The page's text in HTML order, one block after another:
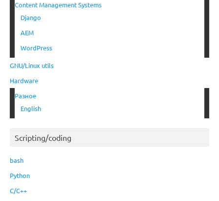
Content Management Systems
Django
AEM
WordPress
GNU/Linux utils
Hardware
Разное
English
Scripting/coding
bash
Python
C/C++